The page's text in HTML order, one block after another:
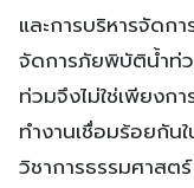
และการบริหารจัดก
จัดการภัยพิบัติน้ำท่
ท่วมจึงไม่ใช่เพียงก
ทำงานเชื่อมร้อยกัน
วิชาการธรรมศาสต